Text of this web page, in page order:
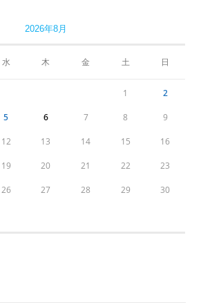
2026年8月
水 木 金 土 日
1 2
5 6 7 8 9
12 13 14 15 16
19 20 21 22 23
26 27 28 29 30